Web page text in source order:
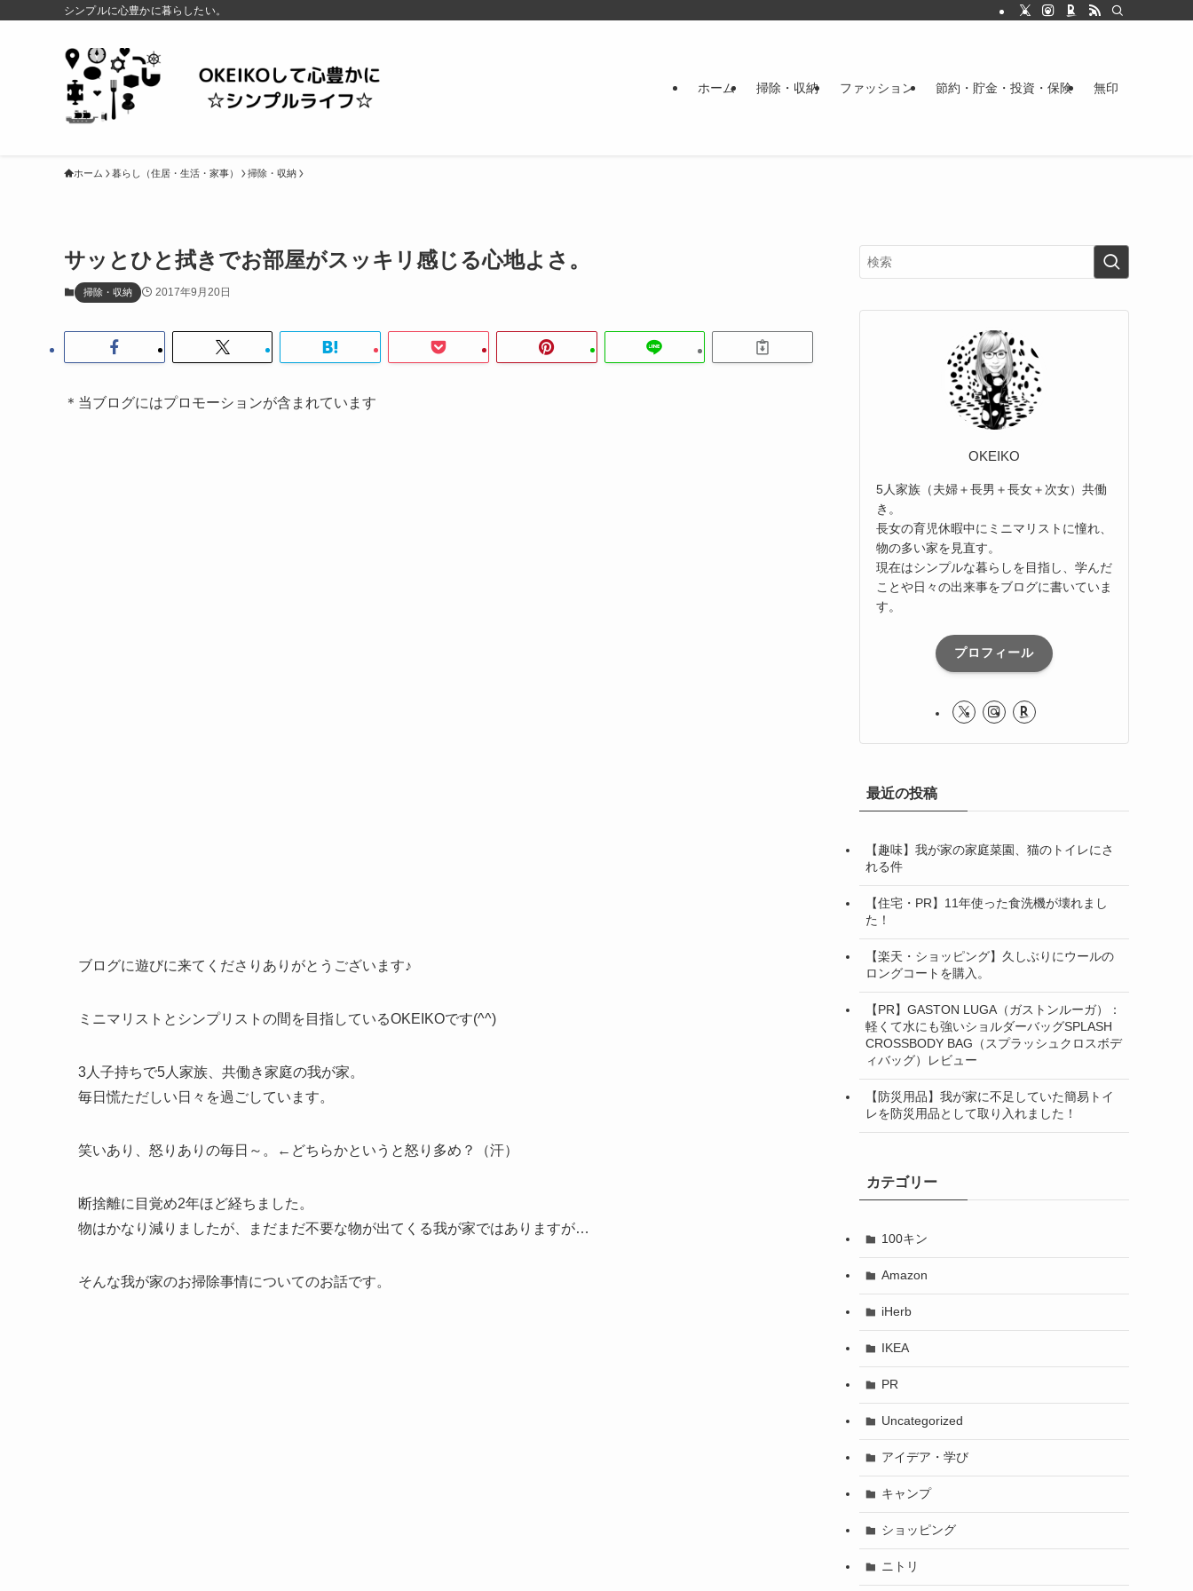
シンプルに心豊かに暮らしたい。
ホーム 掃除・収納 ファッション 節約・貯金・投資・保険 無印
ホーム 暮らし（住居・生活・家事） 掃除・収納
サッとひと拭きでお部屋がスッキリ感じる心地よさ。
掃除・収納 2017年9月20日
＊当ブログにはプロモーションが含まれています
ブログに遊びに来てくださりありがとうございます♪
ミニマリストとシンプリストの間を目指しているOKEIKOです(^^)
3人子持ちで5人家族、共働き家庭の我が家。
毎日慌ただしい日々を過ごしています。
笑いあり、怒りありの毎日～。←どちらかというと怒り多め？（汗）
断捨離に目覚め2年ほど経ちました。
物はかなり減りましたが、まだまだ不要な物が出てくる我が家ではありますが…
そんな我が家のお掃除事情についてのお話です。
OKEIKO
5人家族（夫婦＋長男＋長女＋次女）共働
き。
長女の育児休暇中にミニマリストに憧れ、
物の多い家を見直す。
現在はシンプルな暮らしを目指し、学んだ
ことや日々の出来事をブログに書いていま
す。
プロフィール
最近の投稿
【趣味】我が家の家庭菜園、猫のトイレにさ
れる件
【住宅・PR】11年使った食洗機が壊れまし
た！
【楽天・ショッピング】久しぶりにウールの
ロングコートを購入。
【PR】GASTON LUGA（ガストンルーガ）：
軽くて水にも強いショルダーバッグSPLASH
CROSSBODY BAG（スプラッシュクロスボデ
ィバッグ）レビュー
【防災用品】我が家に不足していた簡易トイ
レを防災用品として取り入れました！
カテゴリー
100キン
Amazon
iHerb
IKEA
PR
Uncategorized
アイデア・学び
キャンプ
ショッピング
ニトリ